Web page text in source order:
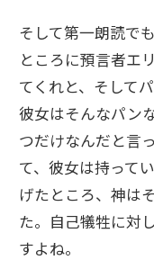
そして第一朗読で
ところに預言者エ
てくれと、そして
彼女はそんなパン
つだけなんだと言
て、彼女は持って
げたところ、神は
た。自己犠牲に対
すよね。